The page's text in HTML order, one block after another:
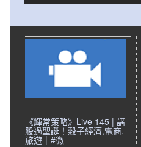
《輝常策略》Live 145 | 講
股過聖誕！穀子經濟,電商,
旅遊｜#微